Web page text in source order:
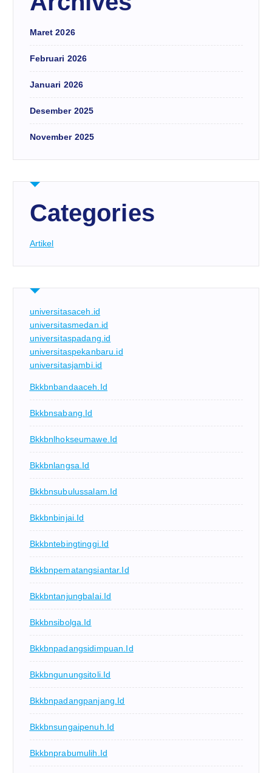
Maret 2026
Februari 2026
Januari 2026
Desember 2025
November 2025
Categories
Artikel
universitasaceh.id
universitasmedan.id
universitaspadang.id
universitaspekanbaru.id
universitasjambi.id
Bkkbnbandaaceh.id
Bkkbnsabang.id
Bkkbnlhokseumawe.id
Bkkbnlangsa.id
Bkkbnsubulussalam.id
Bkkbnbinjai.id
Bkkbntebingtinggi.id
Bkkbnpematangsiantar.id
Bkkbntanjungbalai.id
Bkkbnsibolga.id
Bkkbnpadangsidimpuan.id
Bkkbngunungsitoli.id
Bkkbnpadangpanjang.id
Bkkbnsungaipenuh.id
Bkkbnprabumulih.id